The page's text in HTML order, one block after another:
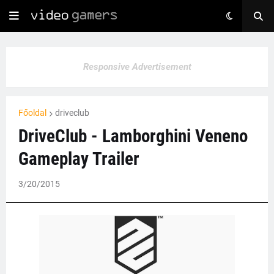
Responsive Advertisement
Főoldal driveclub
DriveClub - Lamborghini Veneno
Gameplay Trailer
3/20/2015